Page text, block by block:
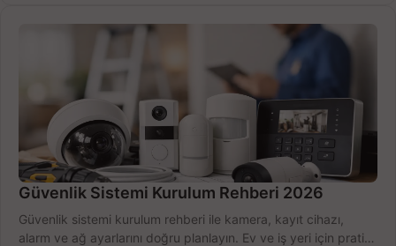
Güvenlik Sistemi Kurulum Rehberi 2026
Güvenlik sistemi kurulum rehberi ile kamera, kayıt cihazı,
alarm ve ağ ayarlarını doğru planlayın. Ev ve iş yeri için pratik